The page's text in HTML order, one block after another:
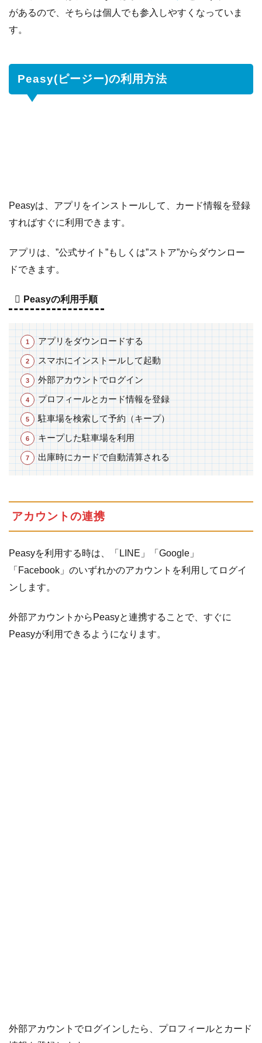
があるので、そちらは個人でも参入しやすくなっていま
す。
Peasy(ピージー)の利用方法
Peasyは、アプリをインストールして、カード情報を登録
すればすぐに利用できます。
アプリは、”公式サイト”もしくは”ストア”からダウンロー
ドできます。
Peasyの利用手順
アプリをダウンロードする
スマホにインストールして起動
外部アカウントでログイン
プロフィールとカード情報を登録
駐車場を検索して予約（キープ）
キープした駐車場を利用
出庫時にカードで自動清算される
アカウントの連携
Peasyを利用する時は、「LINE」「Google」
「Facebook」のいずれかのアカウントを利用してログイ
ンします。
外部アカウントからPeasyと連携することで、すぐに
Peasyが利用できるようになります。
外部アカウントでログインしたら、プロフィールとカード